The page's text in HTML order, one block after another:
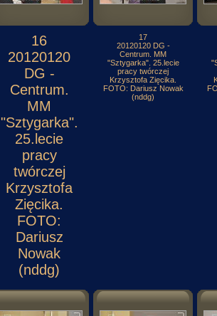
16
20120120
DG -
Centrum.
MM
"Sztygarka".
25.lecie
pracy
twórczej
Krzysztofa
Zięcika.
FOTO:
Dariusz
Nowak
(nddg)
17
20120120 DG -
Centrum. MM
"Sztygarka". 25.lecie
pracy twórczej
Krzysztofa Zięcika.
FOTO: Dariusz Nowak
(nddg)